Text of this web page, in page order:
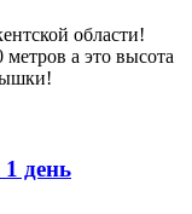
области!
а это высота
день